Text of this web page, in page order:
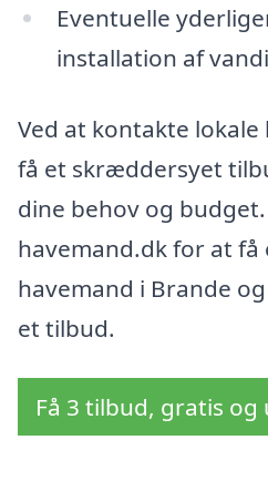
Eventuelle
installation af
Ved at kontakte
få et skræddersyet
dine behov og
havemand.dk for at
havemand i Brande
et tilbud.
Få 3 tilbud, gratis